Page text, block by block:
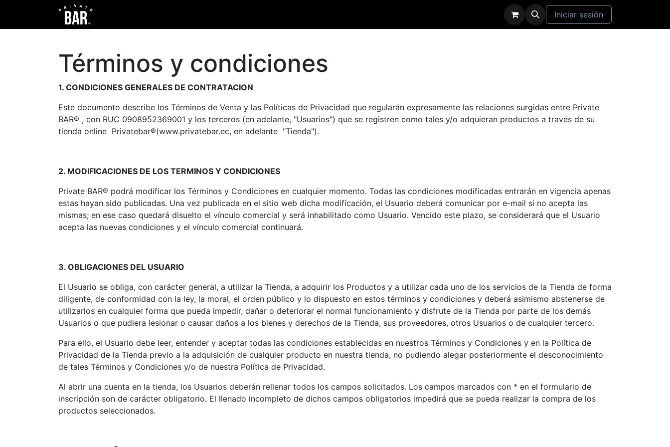
Iniciar sesión
Términos y condiciones
1. CONDICIONES GENERALES DE CONTRATACION
Este documento describe los Términos de Venta y las Políticas de Privacidad que regularán expresamente las relaciones surgidas entre Private
BAR® , con RUC 0908952369001 y los terceros (en adelante, "Usuarios") que se registren como tales y/o adquieran productos a través de su
tienda online Privatebar®(www.privatebar.ec, en adelante "Tienda").
2. MODIFICACIONES DE LOS TERMINOS Y CONDICIONES
Private BAR® podrá modificar los Términos y Condiciones en cualquier momento. Todas las condiciones modificadas entrarán en vigencia apenas
estas hayan sido publicadas. Una vez publicada en el sitio web dicha modificación, el Usuario deberá comunicar por e-mail si no acepta las
mismas; en ese caso quedará disuelto el vínculo comercial y será inhabilitado como Usuario. Vencido este plazo, se considerará que el Usuario
acepta las nuevas condiciones y el vínculo comercial continuará.
3. OBLIGACIONES DEL USUARIO
El Usuario se obliga, con carácter general, a utilizar la Tienda, a adquirir los Productos y a utilizar cada uno de los servicios de la Tienda de forma
diligente, de conformidad con la ley, la moral, el orden público y lo dispuesto en estos términos y condiciones y deberá asimismo abstenerse de
utilizarlos en cualquier forma que pueda impedir, dañar o deteriorar el normal funcionamiento y disfrute de la Tienda por parte de los demás
Usuarios o que pudiera lesionar o causar daños a los bienes y derechos de la Tienda, sus proveedores, otros Usuarios o de cualquier tercero.
Para ello, el Usuario debe leer, entender y aceptar todas las condiciones establecidas en nuestros Términos y Condiciones y en la Política de
Privacidad de la Tienda previo a la adquisición de cualquier producto en nuestra tienda, no pudiendo alegar posteriormente el desconocimiento
de tales Términos y Condiciones y/o de nuestra Política de Privacidad.
Al abrir una cuenta en la tienda, los Usuarios deberán rellenar todos los campos solicitados. Los campos marcados con * en el formulario de
inscripción son de carácter obligatorio. El llenado incompleto de dichos campos obligatorios impedirá que se pueda realizar la compra de los
productos seleccionados.